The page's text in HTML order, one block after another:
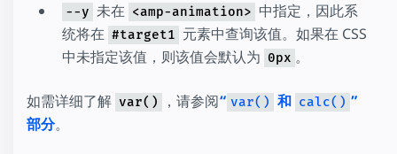
--y 未在 <amp-animation> 中指定，因此系
统将在 #target1 元素中查询该值。如果在 CSS
中未指定该值，则该值会默认为 0px 。
如需详细了解 var() ，请参阅“ var() 和 calc() ”
部分。